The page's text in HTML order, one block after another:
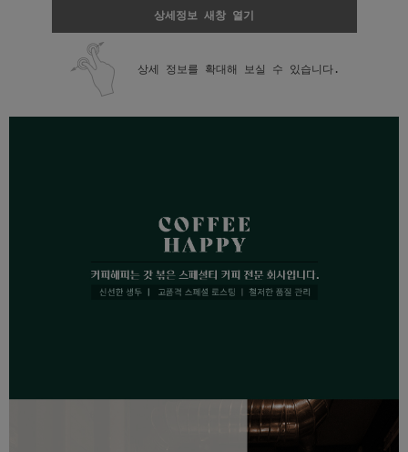
상세정보 새창 열기
상세 정보를 확대해 보실 수 있습니다.